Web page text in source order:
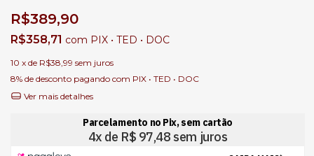
R$389,90
R$358,71 com PIX • TED • DOC
10 x de R$38,99 sem juros
8% de desconto pagando com PIX • TED • DOC
Ver mais detalhes